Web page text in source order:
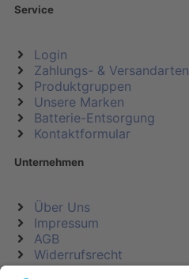
Service
Login
Zahlungs- & Versandarten
Produktgruppen
Unsere Marken
Batterie-Entsorgung
Kontaktformular
Unternehmen
Über Uns
Impressum
AGB
Widerrufsrecht
Datenschutz